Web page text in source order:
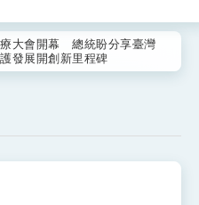
台美交流合作
大會開幕 總統盼分享臺灣
發展開創新里程碑
茶敘 盼化分歧為團結、為